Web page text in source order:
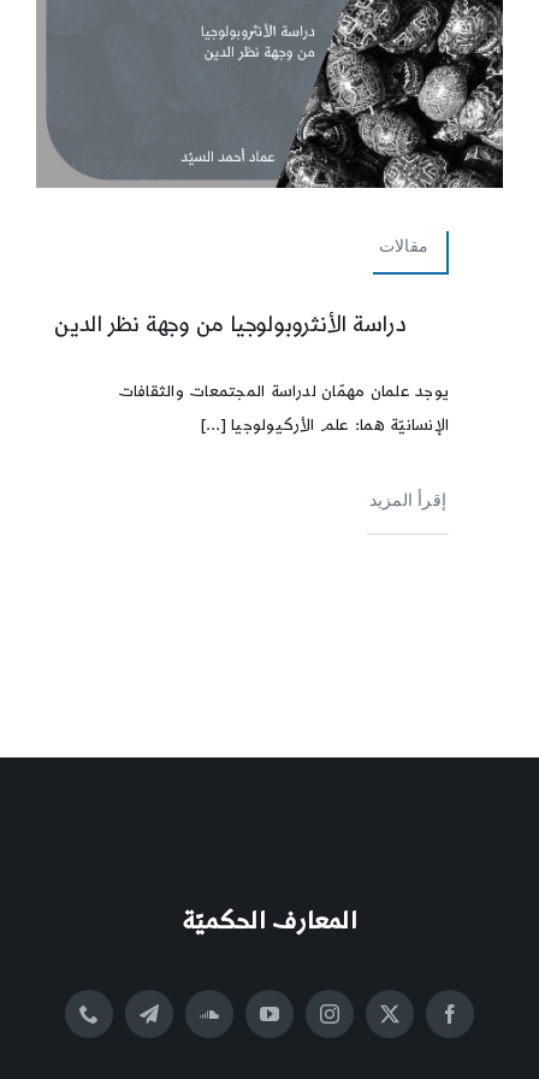
مقالات
دراسة الأنثروبولوجيا من وجهة نظر الدين
يوجد علمان مهمّان لدراسة المجتمعات والثقافات
الإنسانيّة هما: علم الأركيولوجيا [...]
إقرأ المزيد
المعارف الحكميّة